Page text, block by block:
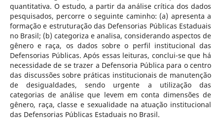
quantitativa. O estudo, a partir da análise crítica dos dados
pesquisados, percorre o seguinte caminho: (a) apresenta a
formação e estruturação das Defensorias Públicas Estaduais
no Brasil; (b) categoriza e analisa, considerando aspectos de
gênero e raça, os dados sobre o perfil institucional das
Defensorias Públicas. Após essas leituras, conclui-se que há
necessidade de se trazer a Defensoria Pública para o centro
das discussões sobre práticas institucionais de manutenção
de desigualdades, sendo urgente a utilização das
categorias de análise que levem em conta dimensões de
gênero, raça, classe e sexualidade na atuação institucional
das Defensorias Públicas Estaduais no Brasil.